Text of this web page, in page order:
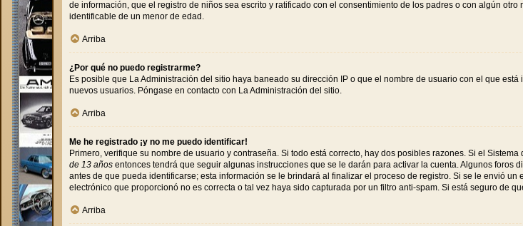
de información, que el registro de niños sea escrito y ratificado con el consentimiento de los padres o con algún
identificable de un menor de edad.
Arriba
¿Por qué no puedo registrarme?
Es posible que La Administración del sitio haya baneado su dirección IP o que el nombre de usuario con el que
nuevos usuarios. Póngase en contacto con La Administración del sitio.
Arriba
Me he registrado ¡y no me puedo identificar!
Primero, verifique su nombre de usuario y contraseña. Si todo está correcto, hay dos posibles razones. Si el
de 13 años entonces tendrá que seguir algunas instrucciones que se le darán para activar la cuenta. Algunos
antes de que pueda identificarse; esta información se le brindará al finalizar el proceso de registro. Si se le envió
electrónico que proporcionó no es correcta o tal vez haya sido capturada por un filtro anti-spam. Si está seguro de
Arriba